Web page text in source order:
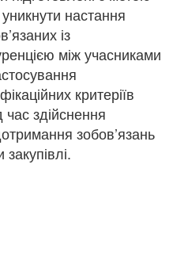
настання
із
між учасниками
критеріїв
час здійснення
зобов’язань